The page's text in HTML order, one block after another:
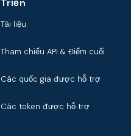
Triển
Tài liệu
Tham chiếu API & Điểm cuối
Các quốc gia được hỗ trợ
Các token được hỗ trợ